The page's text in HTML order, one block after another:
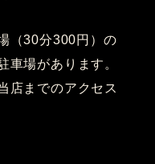
（30分300円）の
車場があります。
店までのアクセス